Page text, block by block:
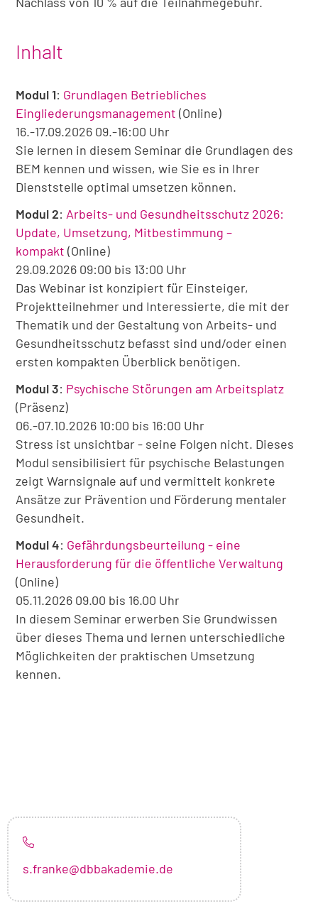
Inhalt
Modul 1: Grundlagen Betriebliches
Eingliederungsmanagement (Online)
16.-17.09.2026 09.-16:00 Uhr
Sie lernen in diesem Seminar die Grundlagen des
BEM kennen und wissen, wie Sie es in Ihrer
Dienststelle optimal umsetzen können.
Modul 2: Arbeits- und Gesundheitsschutz 2026:
Update, Umsetzung, Mitbestimmung –
kompakt (Online)
29.09.2026 09:00 bis 13:00 Uhr
Das Webinar ist konzipiert für Einsteiger,
Projektteilnehmer und Interessierte, die mit der
Thematik und der Gestaltung von Arbeits- und
Gesundheitsschutz befasst sind und/oder einen
ersten kompakten Überblick benötigen.
Modul 3: Psychische Störungen am Arbeitsplatz
(Präsenz)
06.-07.10.2026 10:00 bis 16:00 Uhr
Stress ist unsichtbar - seine Folgen nicht. Dieses
Modul sensibilisiert für psychische Belastungen
zeigt Warnsignale auf und vermittelt konkrete
Ansätze zur Prävention und Förderung mentaler
Gesundheit.
Modul 4: Gefährdungsbeurteilung - eine
Herausforderung für die öffentliche Verwaltung
(Online)
05.11.2026 09.00 bis 16.00 Uhr
In diesem Seminar erwerben Sie Grundwissen
über dieses Thema und lernen unterschiedliche
Möglichkeiten der praktischen Umsetzung
kennen.
s.franke@dbbakademie.de